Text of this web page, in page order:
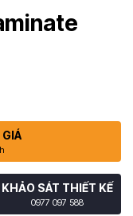
KHẢO SÁT THIẾT KẾ
0977 097 588